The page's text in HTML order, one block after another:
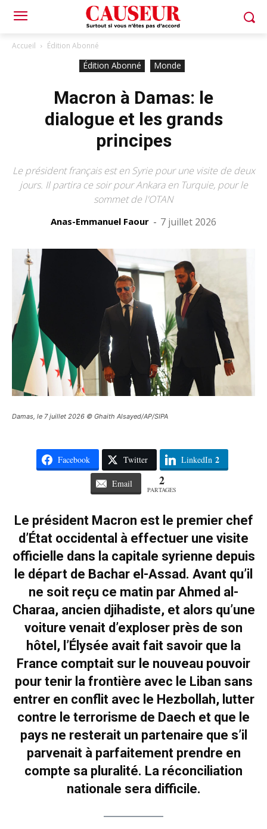
Accueil Édition Abonné
Édition Abonné Monde
Macron à Damas: le
dialogue et les grands
principes
Le président français est en Syrie pour une visite de deux
jours. Il partira ce soir pour Ankara en Turquie, pour le
sommet de l'OTAN
Anas-Emmanuel Faour - 7 juillet 2026
Damas, le 7 juillet 2026 © Ghaith Alsayed/AP/SIPA
Facebook Twitter LinkedIn 2
Email 2
PARTAGES
Le président Macron est le premier chef
d’État occidental à effectuer une visite
officielle dans la capitale syrienne depuis
le départ de Bachar el-Assad. Avant qu’il
ne soit reçu ce matin par Ahmed al-
Charaa, ancien djihadiste, et alors qu’une
voiture venait d’exploser près de son
hôtel, l’Élysée avait fait savoir que la
France comptait sur le nouveau pouvoir
pour tenir la frontière avec le Liban sans
entrer en conflit avec le Hezbollah, lutter
contre le terrorisme de Daech et que le
pays ne resterait un partenaire que s’il
parvenait à parfaitement prendre en
compte sa pluralité. La réconciliation
nationale sera difficile.